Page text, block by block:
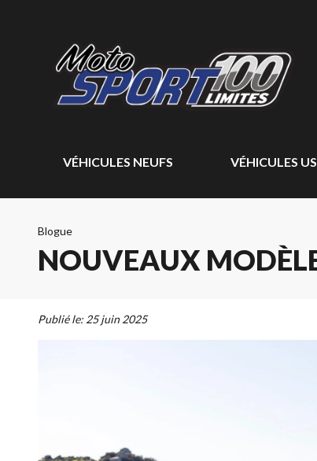
VÉHICULES NEUFS VÉHICULES
Blogue
NOUVEAUX
Publié le: 25 juin 2025